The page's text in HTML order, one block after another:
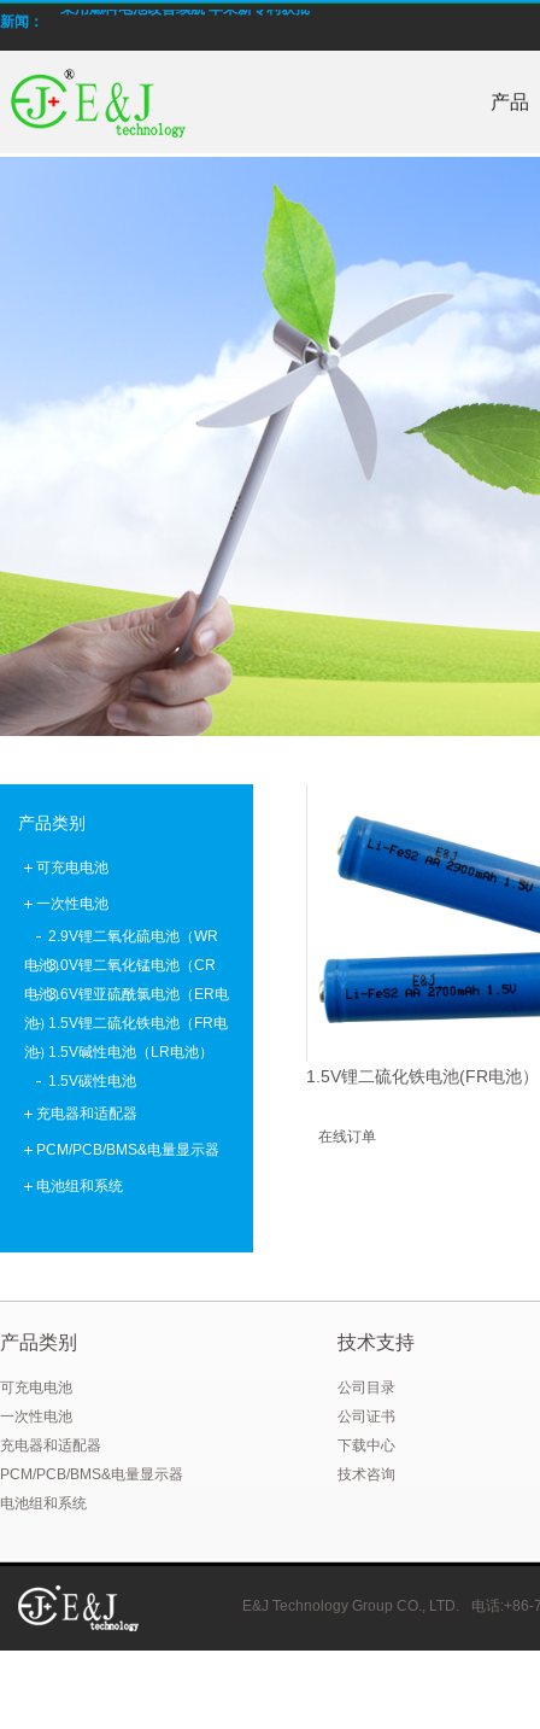
新闻：
采用燃料电池改善续航 苹果新专利获批
E&J 生产低温高倍率锂电池
E＆J 锂聚合物电池电池，型号为EJ606090，4000mAh通过PSE认证
批量生产低温-40°C锂离子聚合物电池
E＆J 12V磷酸铁锂锂离子电池-替换铅酸电池
E＆J生产的快速充电锂电池，支持2-10C充电电流
E&J购买江西省建设新能源产业园
2014年12月我国电池行业出口额同比增长16.67%
采用燃料电池改善续航 苹果新专利获批
E＆J 锂聚合物电池电池，型号为EJ606090，4000mAh通过PSE认证
批量生产低温-40°C锂离子聚合物电池
E＆J 12V磷酸铁锂锂离子电池-替换铅酸电池
E＆J生产的快速充电锂电池，支持2-10C充电电流
E&J购买江西省建设新能源产业园
产品
产品类别
可充电电池
一次性电池
2.9V锂二氧化硫电池（WR
电池）3.0V锂二氧化锰电池（CR
电池）3.6V锂亚硫酰氯电池（ER电
池）1.5V锂二硫化铁电池（FR电
池）1.5V碱性电池（LR电池）
1.5V碳性电池
充电器和适配器
PCM/PCB/BMS&电量显示器
电池组和系统
1.5V锂二硫化铁电池(FR电池）
在线订单
产品类别
可充电电池
一次性电池
充电器和适配器
PCM/PCB/BMS&电量显示器
电池组和系统
技术支持
公司目录
公司证书
下载中心
技术咨询
E&J Technology Group CO., LTD. 电话:+86-